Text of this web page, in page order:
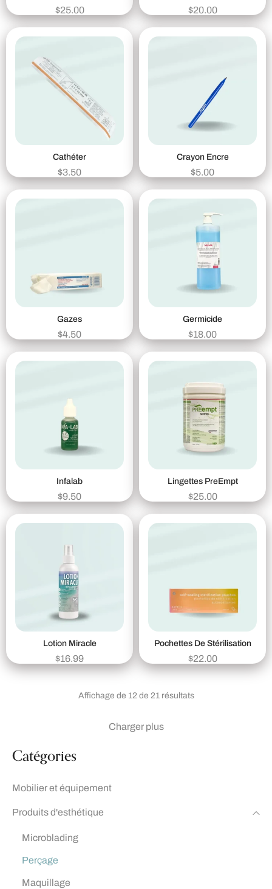
Catégories
Mobilier et équipement
Produits d'esthétique
Microblading
Perçage
Maquillage
$25.00 $20.00
Cathéter
$3.50
Crayon Encre
$5.00
Gazes
$4.50
Germicide
$18.00
Infalab
$9.50
Lingettes PreEmpt
$25.00
Lotion Miracle
$16.99
Pochettes De Stérilisation
$22.00
Affichage de 12 de 21 résultats
Charger plus